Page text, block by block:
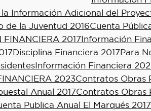
Información Adicional del
de la Juventud 2016Cuenta
FINANCIERA 2017Información
Disciplina Financiera 2017Para
Información Financiera
2023Contratos Obras
Anual 2017Contratos Obras
Publica Anual El Marqués 2017